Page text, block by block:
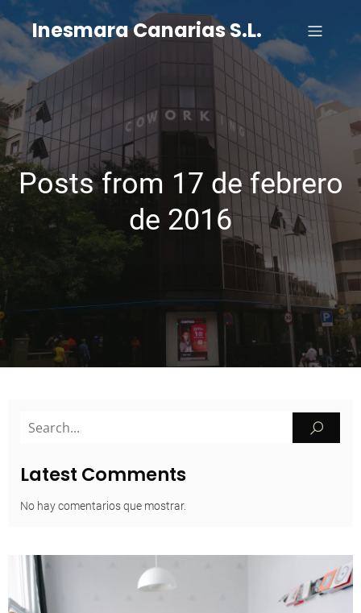
Inesmara Canarias S.L.
Posts from 17 de febrero
de 2016
Latest Comments
No hay comentarios que mostrar.